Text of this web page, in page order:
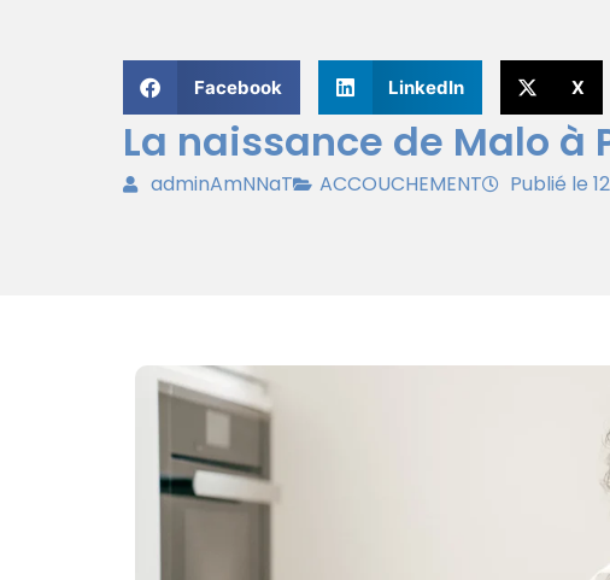
Facebook LinkedIn X
La naissance de Malo à
adminAmNNaT ACCOUCHEMENT Publié le